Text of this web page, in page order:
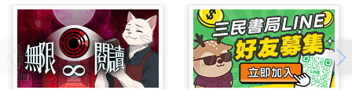
類似如此的故事，趁疫情無法隨意外出的這段日子裡，我從各類書
籍中看到的因果和警示文章整理後，逐篇在「人間福報」連載，這
些文章大都是流傳已久或各類書籍有記錄的故事，而當中的主人翁
甚多是有名有姓。
希望這些文章對無明民眾或擔任公職身負重責，卻矇害民眾的官吏